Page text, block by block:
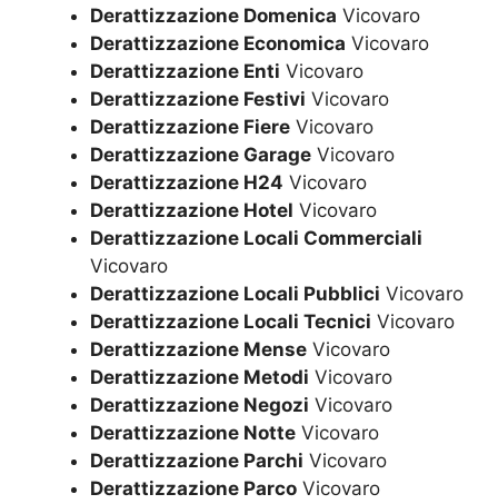
Derattizzazione Domenica Vicovaro
Derattizzazione Economica Vicovaro
Derattizzazione Enti Vicovaro
Derattizzazione Festivi Vicovaro
Derattizzazione Fiere Vicovaro
Derattizzazione Garage Vicovaro
Derattizzazione H24 Vicovaro
Derattizzazione Hotel Vicovaro
Derattizzazione Locali Commerciali
Vicovaro
Derattizzazione Locali Pubblici Vicovaro
Derattizzazione Locali Tecnici Vicovaro
Derattizzazione Mense Vicovaro
Derattizzazione Metodi Vicovaro
Derattizzazione Negozi Vicovaro
Derattizzazione Notte Vicovaro
Derattizzazione Parchi Vicovaro
Derattizzazione Parco Vicovaro